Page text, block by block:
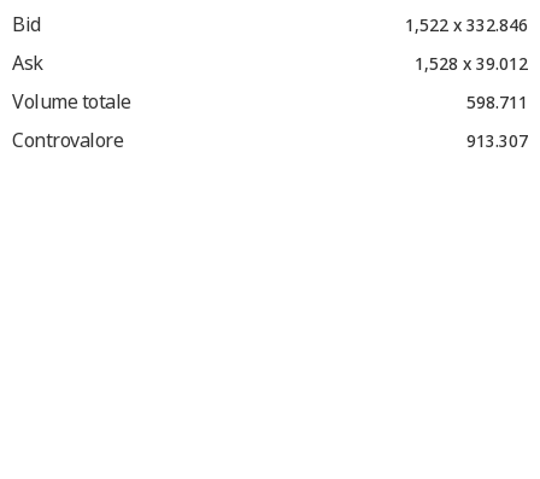
Bid 1,522 x 332.846
Ask 1,528 x 39.012
Volume totale 598.711
Controvalore 913.307